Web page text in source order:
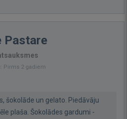
Pastare
Pirms 2 gadiem
šokolāde un gelato. Piedāvāju
plaša. Šokolādes gardumi -